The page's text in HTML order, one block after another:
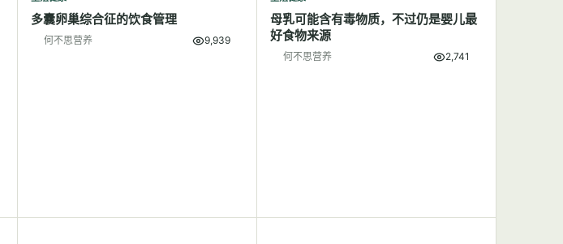
多囊卵巢综合征的饮食管理
何不思营养 9,939
母乳可能含有毒物质，不过仍是婴儿最
好食物来源
何不思营养 2,741